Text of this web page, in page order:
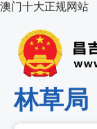
澳门十大正规网站
林草局